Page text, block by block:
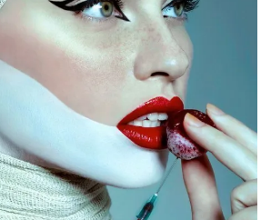
именно представляет собой
и чем он отличается от
ринопластики?